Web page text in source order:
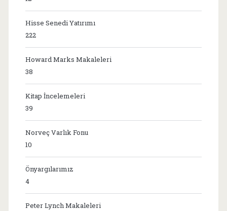
Hisse Senedi Yatırımı
222
Howard Marks Makaleleri
38
Kitap İncelemeleri
39
Norveç Varlık Fonu
10
Önyargılarımız
4
Peter Lynch Makaleleri